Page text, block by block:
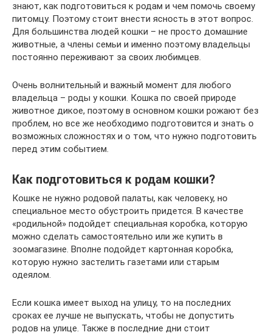
знают, как подготовиться к родам и чем помочь своему
питомцу. Поэтому стоит внести ясность в этот вопрос.
Для большинства людей кошки – не просто домашние
животные, а члены семьи и именно поэтому владельцы
постоянно переживают за своих любимцев.
Очень волнительный и важный момент для любого
владельца – роды у кошки. Кошка по своей природе
животное дикое, поэтому в основном кошки рожают без
проблем, но все же необходимо подготовится и знать о
возможных сложностях и о том, что нужно подготовить
перед этим событием.
Как подготовиться к родам кошки?
Кошке не нужно родовой палаты, как человеку, но
специальное место обустроить придется. В качестве
«родильной» подойдет специальная коробка, которую
можно сделать самостоятельно или же купить в
зоомагазине. Вполне подойдет картонная коробка,
которую нужно застелить газетами или старым
одеялом.
Если кошка имеет выход на улицу, то на последних
сроках ее лучше не выпускать, чтобы не допустить
родов на улице. Также в последние дни стоит